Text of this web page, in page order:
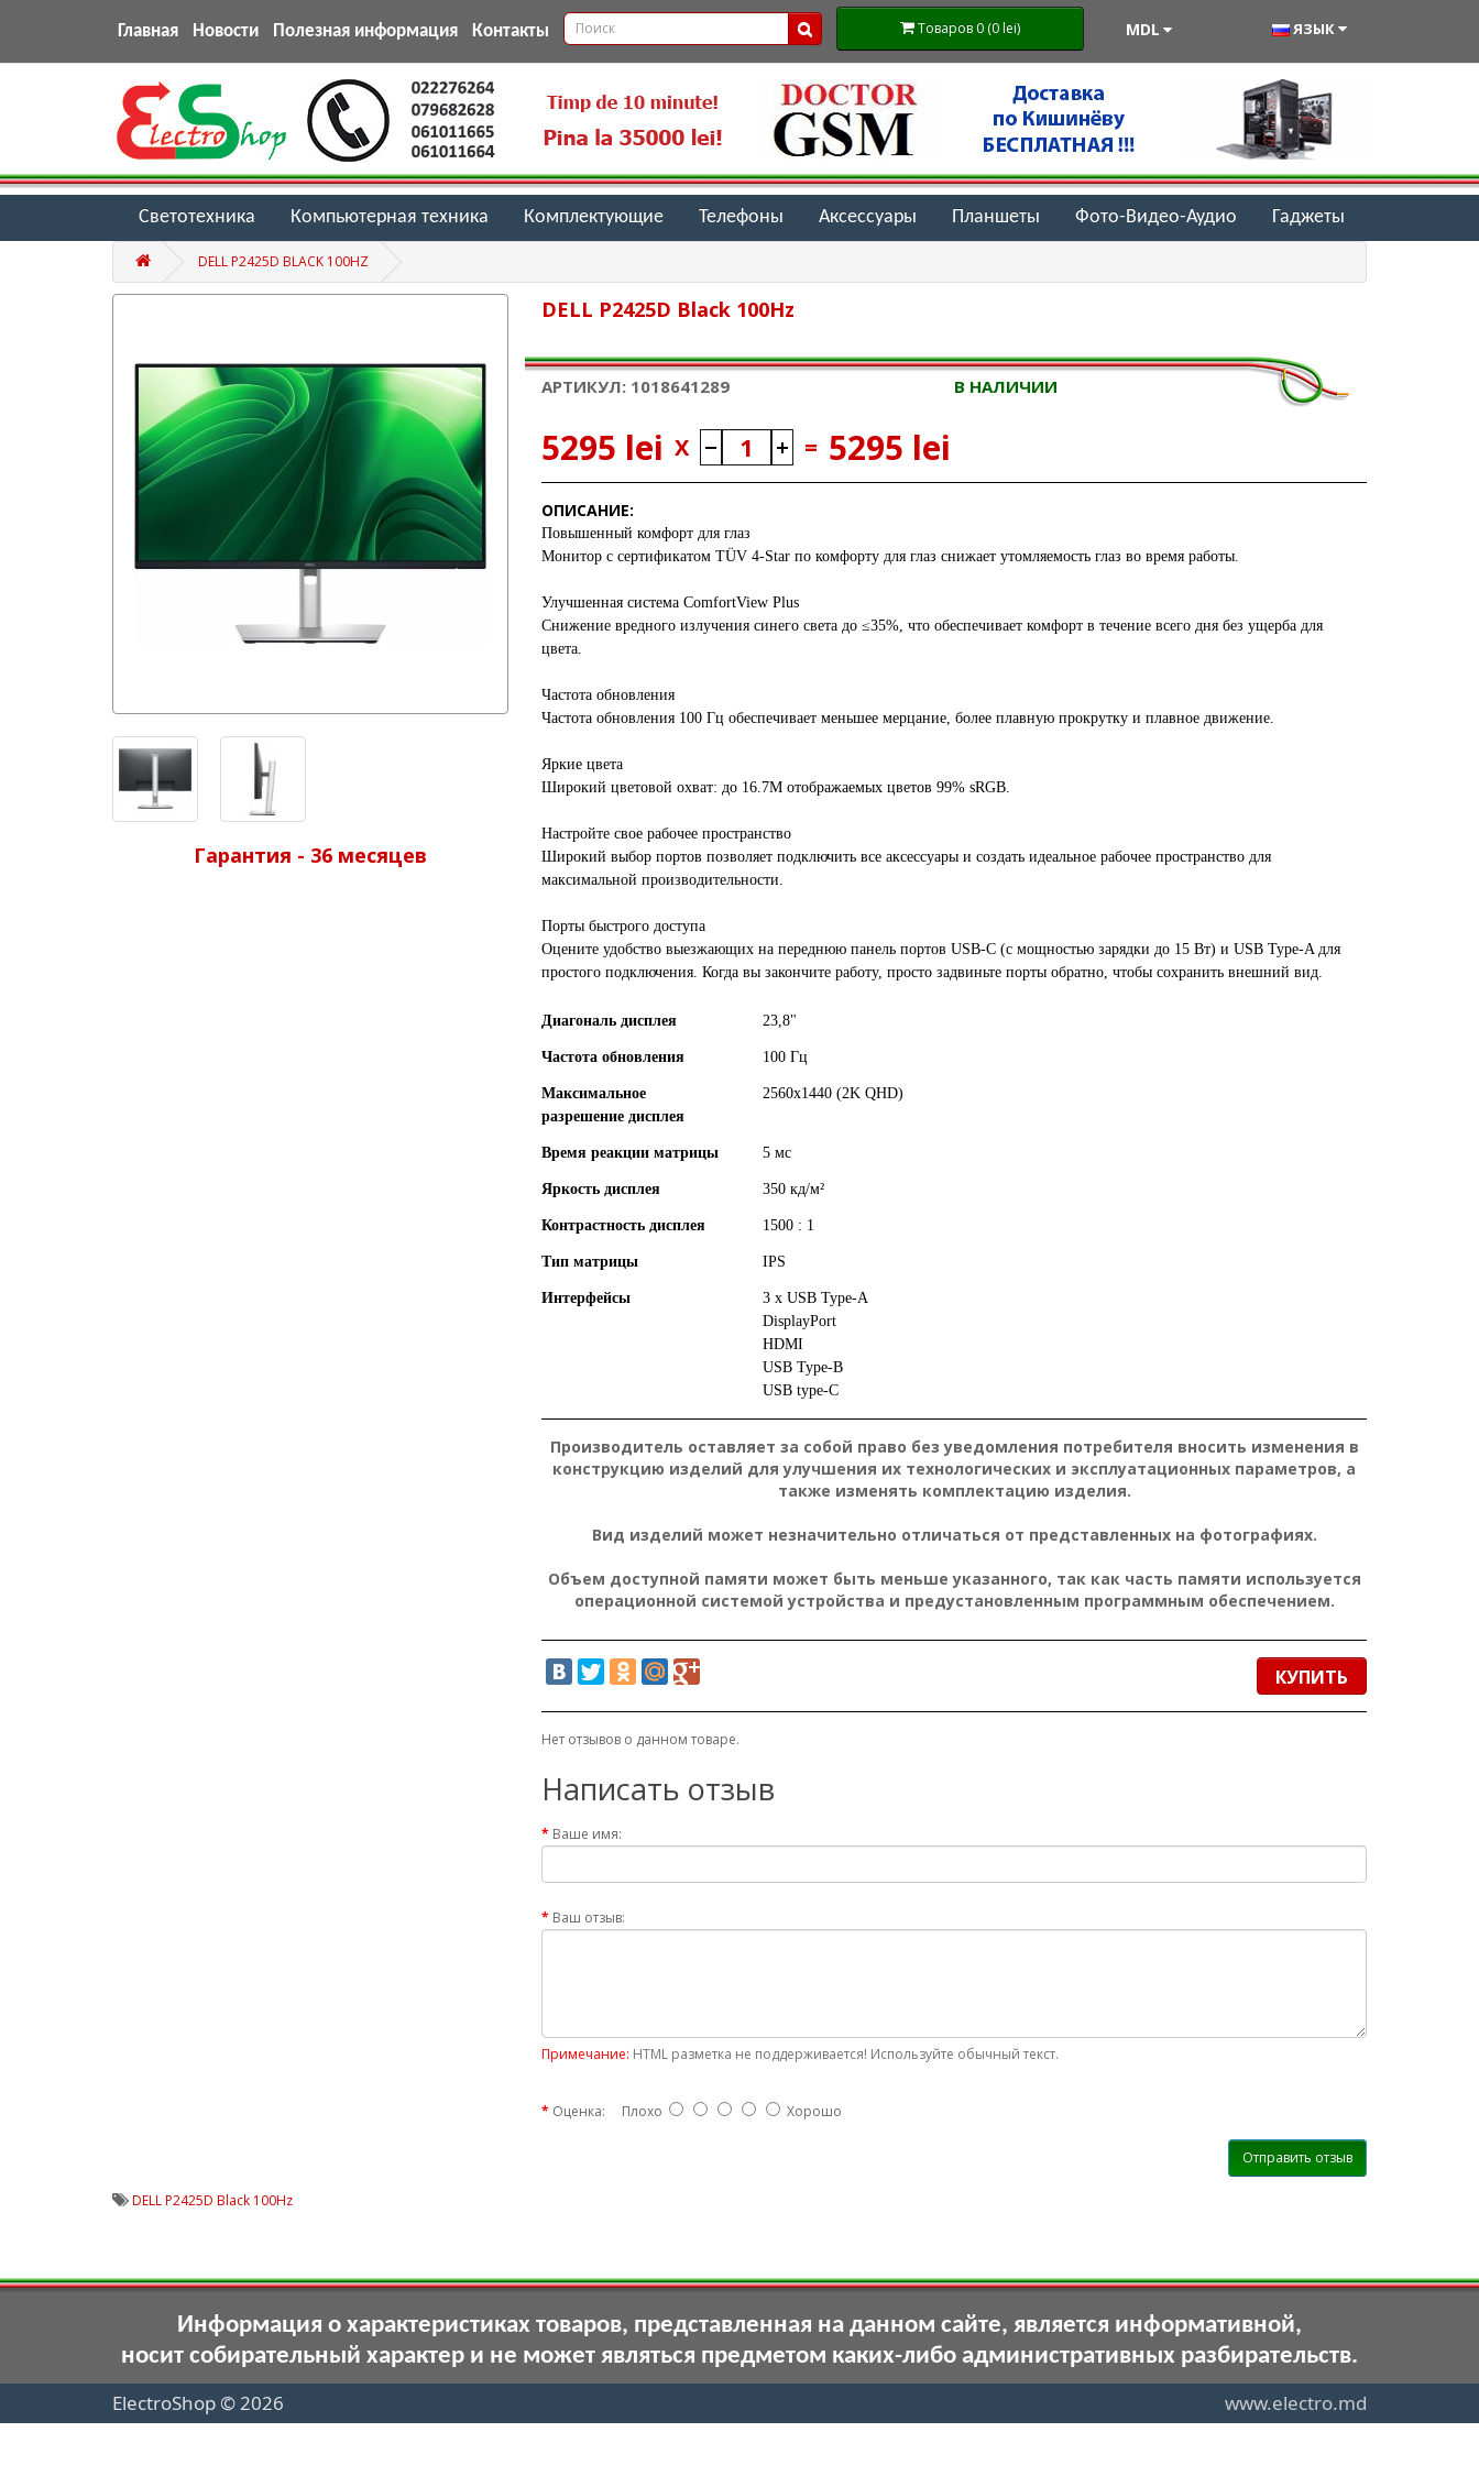
Главная Новости Полезная информация Контакты Товаров 0 (0 lei) MDL ЯЗЫК
Светотехника Компьютерная техника Комплектующие Телефоны Аксессуары Планшеты Фото-Видео-Аудио Гаджеты
DELL P2425D BLACK 100HZ
Гарантия - 36 месяцев
DELL P2425D Black 100Hz
АРТИКУЛ: 1018641289 В НАЛИЧИИ
5295 lei X = 5295 lei
ОПИСАНИЕ:
Повышенный комфорт для глаз
Монитор с сертификатом TÜV 4-Star по комфорту для глаз снижает утомляемость глаз во время работы.
Улучшенная система ComfortView Plus
Снижение вредного излучения синего света до ≤35%, что обеспечивает комфорт в течение всего дня без ущерба для
цвета.
Частота обновления
Частота обновления 100 Гц обеспечивает меньшее мерцание, более плавную прокрутку и плавное движение.
Яркие цвета
Широкий цветовой охват: до 16.7М отображаемых цветов 99% sRGB.
Настройте свое рабочее пространство
Широкий выбор портов позволяет подключить все аксессуары и создать идеальное рабочее пространство для
максимальной производительности.
Порты быстрого доступа
Оцените удобство выезжающих на переднюю панель портов USB-C (с мощностью зарядки до 15 Вт) и USB Type-A для
простого подключения. Когда вы закончите работу, просто задвиньте порты обратно, чтобы сохранить внешний вид.
Диагональ дисплея 23,8"
Частота обновления 100 Гц
Максимальное
разрешение дисплея
2560x1440 (2K QHD)
Время реакции матрицы 5 мс
Яркость дисплея 350 кд/м²
Контрастность дисплея 1500 : 1
Тип матрицы IPS
Интерфейсы
3 x USB Type-A
DisplayPort
HDMI
USB Type-B
USB type-C
Производитель оставляет за собой право без уведомления потребителя вносить изменения в
конструкцию изделий для улучшения их технологических и эксплуатационных параметров, а
также изменять комплектацию изделия.
Вид изделий может незначительно отличаться от представленных на фотографиях.
Объем доступной памяти может быть меньше указанного, так как часть памяти используется
операционной системой устройства и предустановленным программным обеспечением.
КУПИТЬ
Нет отзывов о данном товаре.
Написать отзыв
Ваше имя:
Ваш отзыв:
Примечание: HTML разметка не поддерживается! Используйте обычный текст.
Оценка: Плохо Хорошо
Отправить отзыв
DELL P2425D Black 100Hz
Информация о характеристиках товаров, представленная на данном сайте, является информативной,
носит собирательный характер и не может являться предметом каких-либо административных разбирательств.
ElectroShop © 2026
www.electro.md